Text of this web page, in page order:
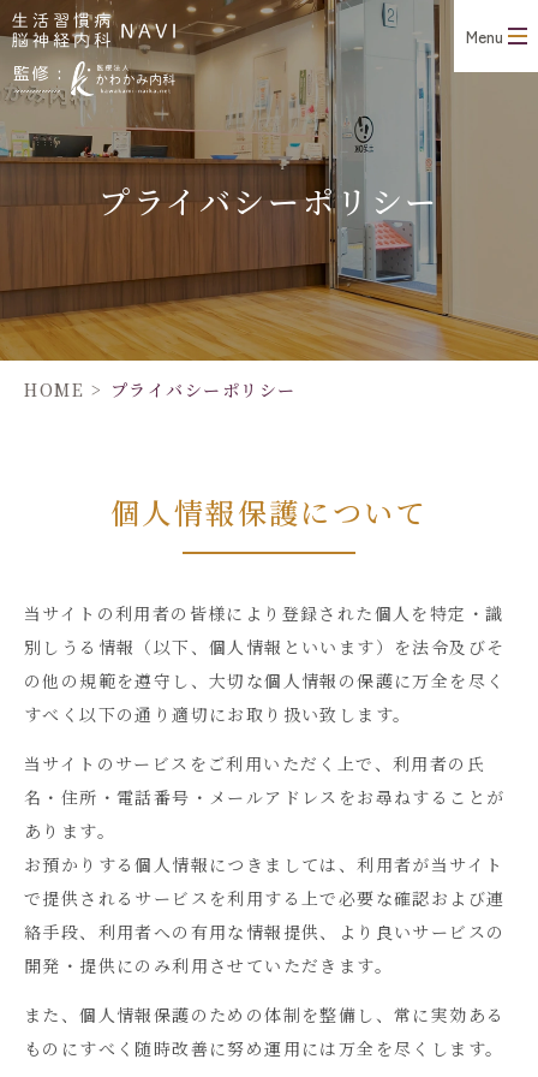
Menu
プライバシーポリシー
HOME > プライバシーポリシー
個人情報保護について
当サイトの利用者の皆様により登録された個人を特定・識
別しうる情報（以下、個人情報といいます）を法令及びそ
の他の規範を遵守し、大切な個人情報の保護に万全を尽く
すべく以下の通り適切にお取り扱い致します。
当サイトのサービスをご利用いただく上で、利用者の氏
名・住所・電話番号・メールアドレスをお尋ねすることが
あります。
お預かりする個人情報につきましては、利用者が当サイト
で提供されるサービスを利用する上で必要な確認および連
絡手段、利用者への有用な情報提供、より良いサービスの
開発・提供にのみ利用させていただきます。
また、個人情報保護のための体制を整備し、常に実効ある
ものにすべく随時改善に努め運用には万全を尽くします。